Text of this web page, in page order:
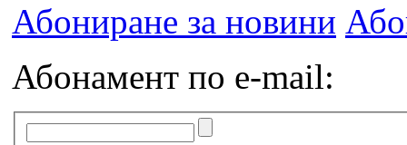
Абониране за новини
Абонамент по e-mail: